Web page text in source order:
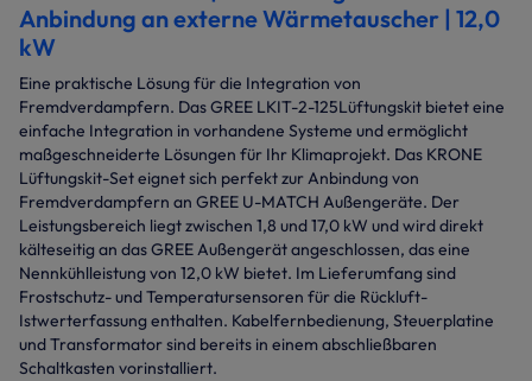
Anbindung an externe Wärmetauscher | 12,0
kW
Eine praktische Lösung für die Integration von
Fremdverdampfern. Das GREE LKIT-2-125Lüftungskit bietet eine
einfache Integration in vorhandene Systeme und ermöglicht
maßgeschneiderte Lösungen für Ihr Klimaprojekt. Das KRONE
Lüftungskit-Set eignet sich perfekt zur Anbindung von
Fremdverdampfern an GREE U-MATCH Außengeräte. Der
Leistungsbereich liegt zwischen 1,8 und 17,0 kW und wird direkt
kälteseitig an das GREE Außengerät angeschlossen, das eine
Nennkühlleistung von 12,0 kW bietet. Im Lieferumfang sind
Frostschutz- und Temperatursensoren für die Rückluft-
Istwerterfassung enthalten. Kabelfernbedienung, Steuerplatine
und Transformator sind bereits in einem abschließbaren
Schaltkasten vorinstalliert.